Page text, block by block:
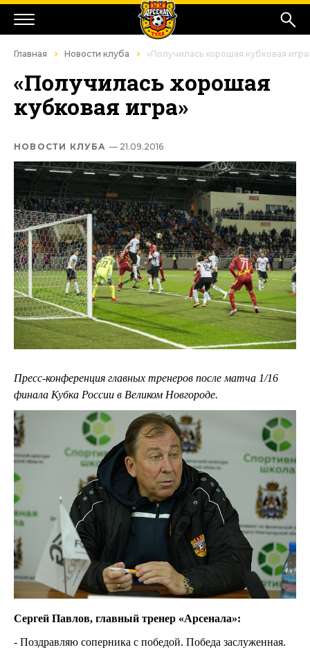
Главная Новости клуба «Получилась хорошая кубковая
«Получилась хорошая
кубковая игра»
НОВОСТИ КЛУБА — 21.09.2016
Пресс-конференция главных тренеров после матча 1/16
финала Кубка России в Великом Новгороде.
Сергей Павлов, главный тренер «Арсенала»:
- Поздравляю соперника с победой. Победа заслуженная.